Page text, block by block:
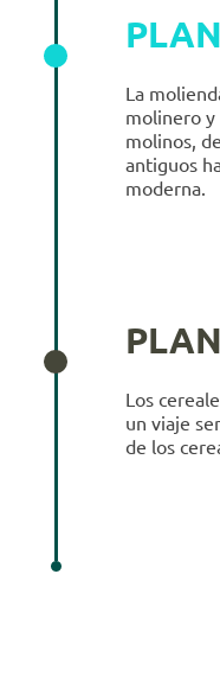
La
molinero
molinos,
antiguos
moderna.
Los
un viaje
de los